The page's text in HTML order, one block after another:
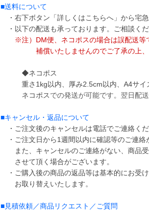
■送料について
・右下ボタン 「詳しくはこちらへ」から宅
・以下の配送も承っております。ご相談く
※注）DM便、ネコポスの場合は誤配送等
補償いたしませんのでご了承の上
◆ネコポス
重さ1kg以内、
厚み2.5cm以内、A4サイ
ネコポスでの発送が可能です。 翌日配
■キャンセル・返品について
・ご注文後のキャンセルは電話でご連絡くだ
・ご注文日から1週間以内に確認等のご連絡
また、 キャンセルのご連絡がない、商品
させて頂く場合がございます。
・ご購入後の商品の返品等は基本的にお受
お取り替えいたします。
■見積依頼／商品リクエスト／ご質問